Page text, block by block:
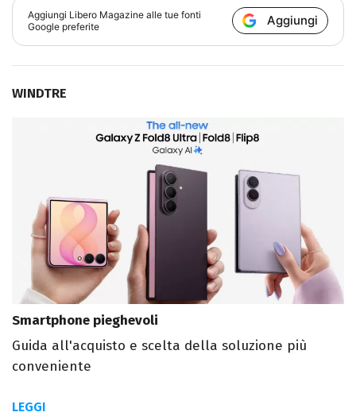
Aggiungi Libero Magazine alle tue fonti
Google preferite
Aggiungi
WINDTRE
Smartphone pieghevoli
Guida all'acquisto e scelta della soluzione più
conveniente
LEGGI